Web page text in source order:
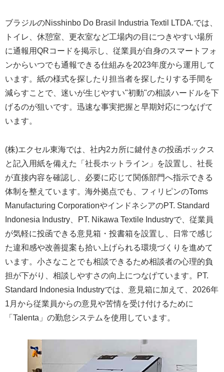
ブラジルのNisshinbo Do Brasil Industria Textil LTDA.では、
トイレ、休憩室、更衣室など工場内の目につきやすい場所
に通報用QRコードを掲示し、従業員が自身のスマートフォ
ンからいつでも通報できる仕組みを2023年度から運用して
います。紙の様式を探したり担当者を探したりする手間を
減らすことで、迷いが生じやすい"初動"の相談ハードルを下
げるのが狙いです。迅速な事実把握と早期対応につなげて
います。
(株)エクセル東海では、社内2カ所に鍵付きの投函ボックス
と記入用紙を備えた「社長ホットライン」を設置し、社長
が直接内容を確認し、必要に応じて関係部門へ指示できる
体制を整えています。海外拠点でも、フィリピンのToms
Manufacturing CorporationやインドネシアのPT. Standard
Indonesia Industry、PT. Nikawa Textile Industryで、従業員
が気軽に投函できる意見箱・投書箱を設置し、日常で感じ
た違和感や改善提案も拾い上げられる環境づくりを進めて
います。小さなことでも相談できるため相談者の心理的負
担が下がり、相談しやすさの向上につなげています。PT.
Standard Indonesia Industryでは、意見箱に加えて、2026年
1月から従業員からの意見や苦情を受け付けるために
「Talenta」の勤怠システムを使用しています。